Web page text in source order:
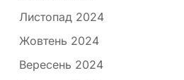
Листопад 2024
Жовтень 2024
Вересень 2024